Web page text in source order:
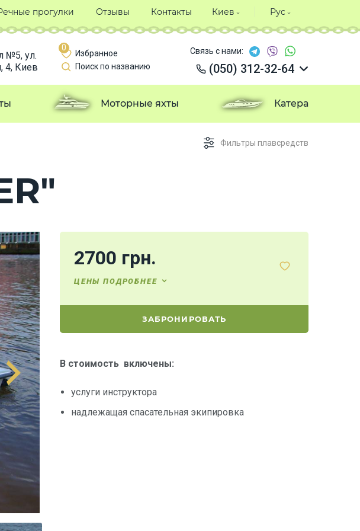
Фильтры плавсредств
2700 грн.
ЦЕНЫ ПОДРОБНЕЕ
ЗАБРОНИРОВАТЬ
В стоимость включены:
услуги инструктора
надлежащая спасательная экипировка
прогулки Отзывы Контакты Киев Рус
№5, ул.
4, Киев
0
Избранное
Поиск по названию
Связь с нами:
(050) 312-32-64
(050) 312-32-64
(050) 312-32-64
(050) 312-32-64
Моторные яхты Катера